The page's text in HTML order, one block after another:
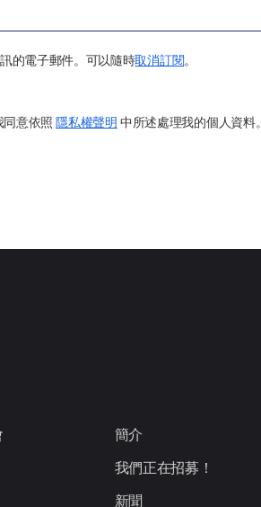
的電子郵件。可以隨時取消訂閱。
意依照 隱私權聲明 中所述處理我的個人資料。
簡介
我們正在招募！
新聞